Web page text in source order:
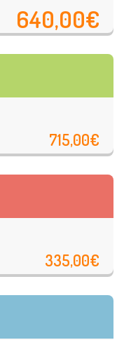
640,00€
715,00€
335,00€